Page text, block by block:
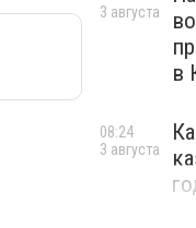
в
3 августа
08:24
3 августа